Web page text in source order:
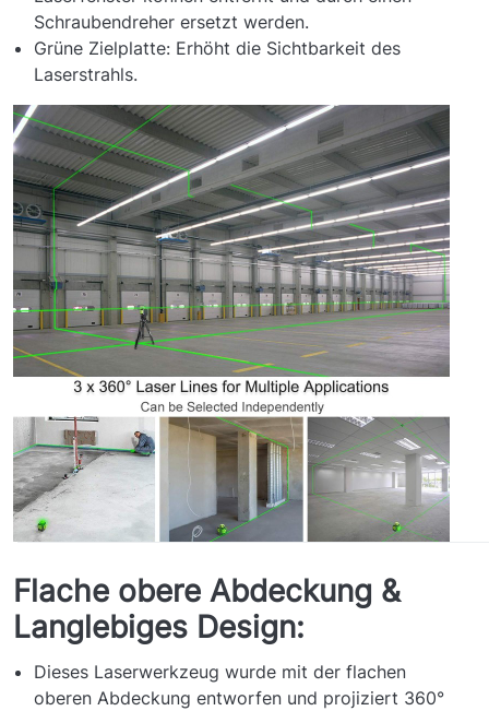
Schraubendreher ersetzt werden.
Grüne Zielplatte: Erhöht die Sichtbarkeit des
Laserstrahls.
Flache obere Abdeckung &
Langlebiges Design:
Dieses Laserwerkzeug wurde mit der flachen
oberen Abdeckung entworfen und projiziert 360°